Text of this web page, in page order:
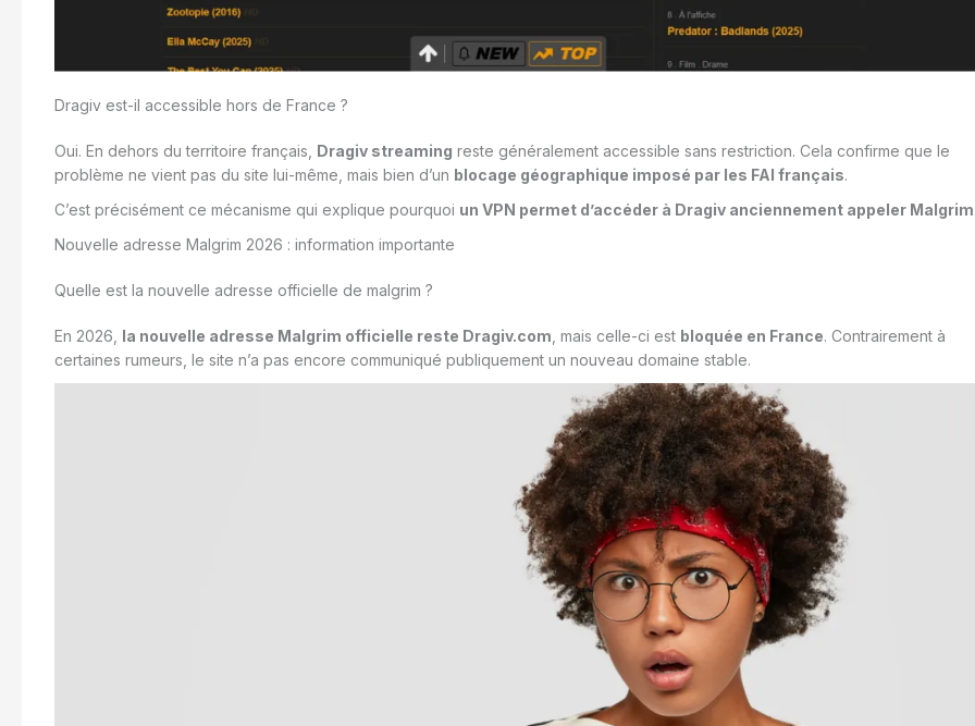
Dragiv est-il accessible hors de France ?
Oui. En dehors du territoire français, Dragiv streaming reste généralement accessible sans restriction. Cela confirme que le
problème ne vient pas du site lui-même, mais bien d’un blocage géographique imposé par les FAI français.
C’est précisément ce mécanisme qui explique pourquoi un VPN permet d’accéder à Dragiv anciennement appeler Malgrim
Nouvelle adresse Malgrim 2026 : information importante
Quelle est la nouvelle adresse officielle de malgrim ?
En 2026, la nouvelle adresse Malgrim officielle reste Dragiv.com , mais celle-ci est bloquée en France. Contrairement à
certaines rumeurs, le site n’a pas encore communiqué publiquement un nouveau domaine stable.